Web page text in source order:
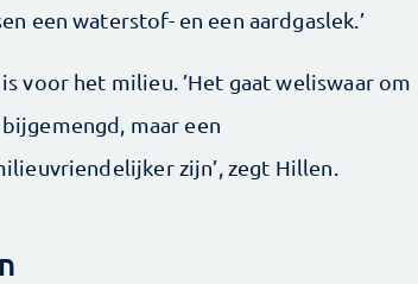
een waterstof- en een aardgaslek.’
voor het milieu. ’Het gaat weliswaar om
maar een
zijn’, zegt Hillen.